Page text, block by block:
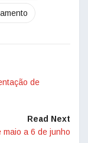
de
Read Next
a 6 de junho